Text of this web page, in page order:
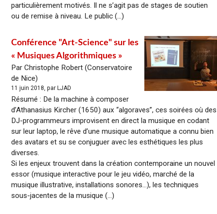
particulièrement motivés. Il ne s’agit pas de stages de soutien
ou de remise à niveau. Le public (...)
Conférence "Art-Science" sur les
« Musiques Algorithmiques »
Par Christophe Robert (Conservatoire
de Nice)
11 juin 2018, par LJAD
Résumé : De la machine à composer
d’Athanasius Kircher (1650) aux “algoraves”, ces soirées où des
DJ-programmeurs improvisent en direct la musique en codant
sur leur laptop, le rêve d’une musique automatique a connu bien
des avatars et su se conjuguer avec les esthétiques les plus
diverses.
Si les enjeux trouvent dans la création contemporaine un nouvel
essor (musique interactive pour le jeu vidéo, marché de la
musique illustrative, installations sonores…), les techniques
sous-jacentes de la musique (...)